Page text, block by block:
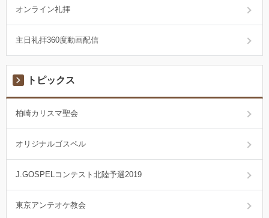
オンライン礼拝
主日礼拝360度動画配信
トピックス
柏崎カリスマ聖会
オリジナルゴスペル
J.GOSPELコンテスト北陸予選2019
東京アンテオケ教会